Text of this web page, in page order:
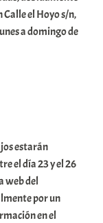
el Hoyo s/n,
a domingo de
estarán
el día 23 y el 26
web del
por un
en el